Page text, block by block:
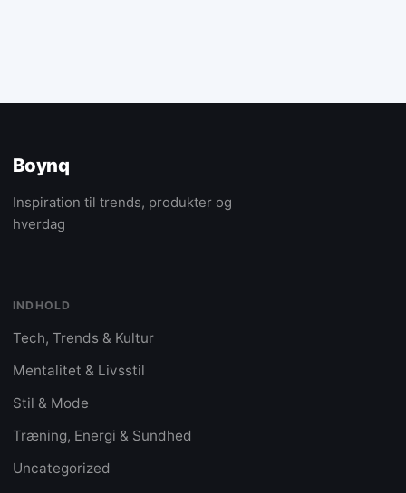
Boynq
Inspiration til trends, produkter og
hverdag
INDHOLD
Tech, Trends & Kultur
Mentalitet & Livsstil
Stil & Mode
Træning, Energi & Sundhed
Uncategorized